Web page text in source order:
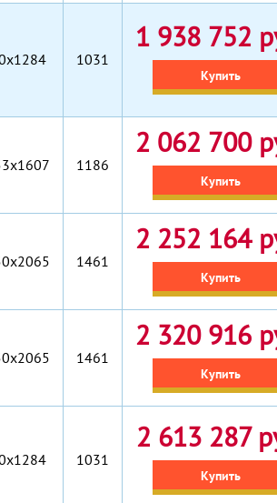
1031
1 938 752
Купить
1186
2 062 700
Купить
1461
2 252 164
Купить
1461
2 320 916
Купить
1031
2 613 287
Купить